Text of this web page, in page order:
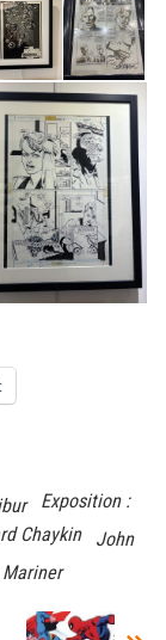
Exposition :
Chaykin
John
Mariner